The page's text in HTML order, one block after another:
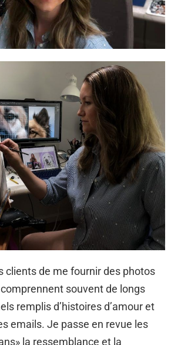
clients de me fournir des photos
souvent de longs
remplis d’histoires d’amour et
emails. Je passe en revue les
la ressemblance et la